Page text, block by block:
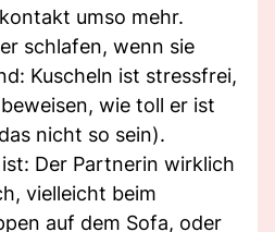
umso mehr.
schlafen, wenn sie
Kuscheln ist stressfrei,
wie toll er ist
nicht so sein).
Der Partnerin wirklich
vielleicht beim
auf dem Sofa, oder